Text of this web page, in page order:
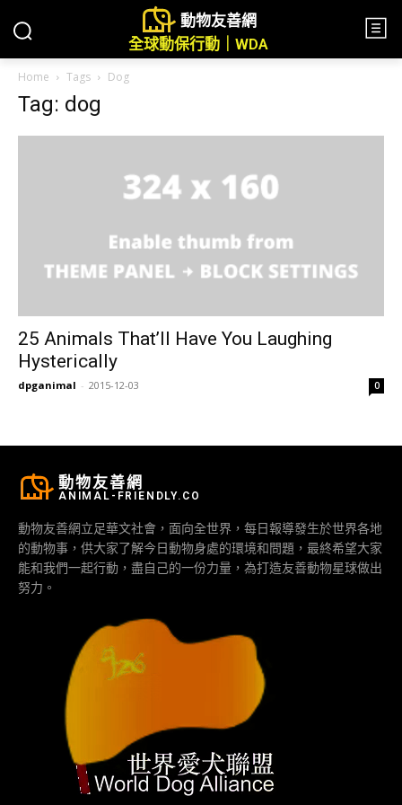
動物友善網
全球動保行動｜WDA
Home Tags Dog
Tag: dog
25 Animals That’ll Have You Laughing
Hysterically
dpganimal - 2015-12-03 0
動物友善網
ANIMAL-FRIENDLY.CO
動物友善網立足華文社會，面向全世界，每日報導發生於世界各地
的動物事，供大家了解今日動物身處的環境和問題，最終希望大家
能和我們一起行動，盡自己的一份力量，為打造友善動物星球做出
努力。